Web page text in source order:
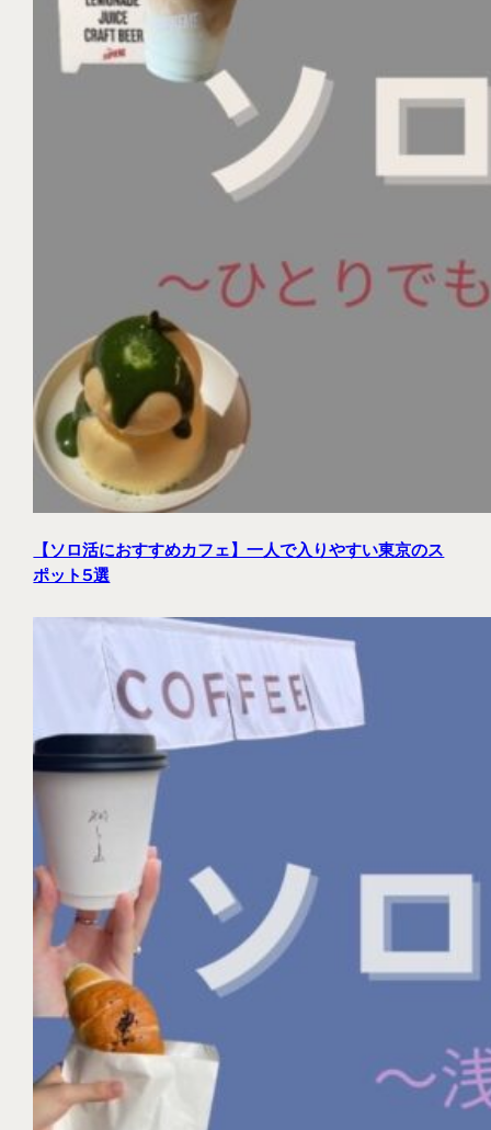
【ソロ活におすすめカフェ】一人で入りやすい東京のス
ポット5選